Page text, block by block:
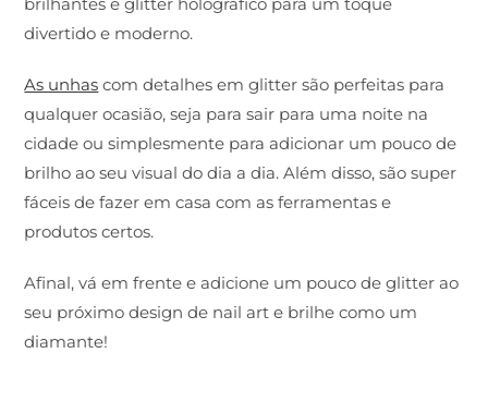
divertido e moderno.
As unhas com detalhes em glitter são perfeitas para
qualquer ocasião, seja para sair para uma noite na
cidade ou simplesmente para adicionar um pouco de
brilho ao seu visual do dia a dia. Além disso, são super
fáceis de fazer em casa com as ferramentas e
produtos certos.
Afinal, vá em frente e adicione um pouco de glitter ao
seu próximo design de nail art e brilhe como um
diamante!